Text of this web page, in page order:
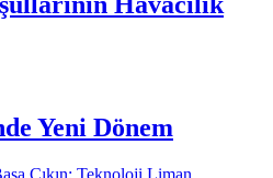
Yeni Dönem